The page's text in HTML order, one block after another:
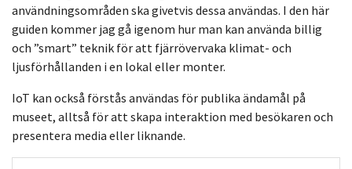
användningsområden ska givetvis dessa användas. I den här
guiden kommer jag gå igenom hur man kan använda billig
och ”smart” teknik för att fjärrövervaka klimat- och
ljusförhållanden i en lokal eller monter.
IoT kan också förstås användas för publika ändamål på
museet, alltså för att skapa interaktion med besökaren och
presentera media eller liknande.